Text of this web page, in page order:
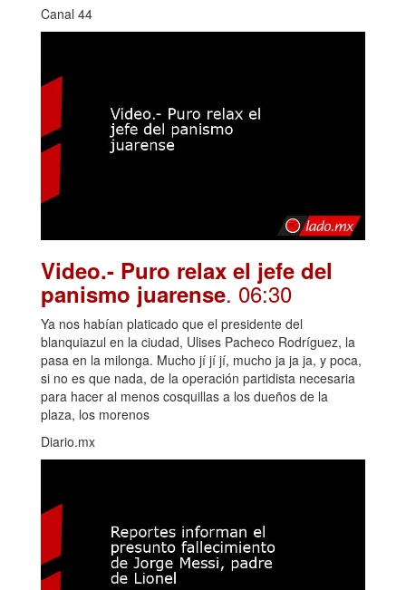
Canal 44
Video.- Puro relax el jefe del
panismo juarense. 06:30
Ya nos habían platicado que el presidente del
blanquiazul en la ciudad, Ulises Pacheco Rodríguez, la
pasa en la milonga. Mucho jí jí jí, mucho ja ja ja, y poca,
si no es que nada, de la operación partidista necesaria
para hacer al menos cosquillas a los dueños de la
plaza, los morenos
Diario.mx